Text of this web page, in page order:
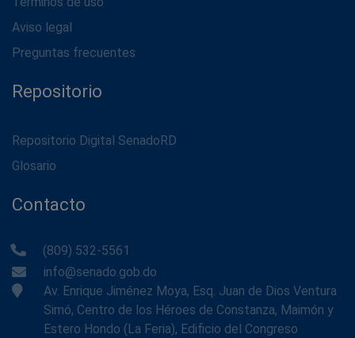
Aviso legal
Preguntas frecuentes
Repositorio
Repositorio Digital SenadoRD
Glosario
Contacto
(809) 532-5561
info@senado.gob.do
Av. Enrique Jiménez Moya, Esq. Juan de Dios Ventura
Simó, Centro de los Héroes de Constanza, Maimón y
Estero Hondo (La Feria), Edificio del Congreso